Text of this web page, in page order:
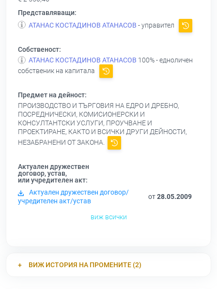
Представляващи:
АТАНАС КОСТАДИНОВ АТАНАСОВ - управител
Собственост:
АТАНАС КОСТАДИНОВ АТАНАСОВ 100% - едноличен
собственик на капитала
Предмет на дейност:
ПРОИЗВОДСТВО И ТЪРГОВИЯ НА ЕДРО И ДРЕБНО,
ПОСРЕДНИЧЕСКИ, КОМИСИОНЕРСКИ И
КОНСУЛТАНТСКИ УСЛУГИ, ПРОУЧВАНЕ И
ПРОЕКТИРАНЕ, КАКТО И ВСИЧКИ ДРУГИ ДЕЙНОСТИ,
НЕЗАБРАНЕНИ ОТ ЗАКОНА.
Актуален дружествен
договор, устав,
или учредителен акт:
Актуален дружествен договор/
учредителен акт/устав
от28.05.2009
виж всички
ВИЖ ИСТОРИЯ НА ПРОМЕНИТЕ (2)